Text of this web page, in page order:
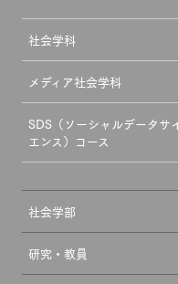
社会学科
メディア社会学科
SDS（ソーシャルデータサ
エンス）コース
社会学部
研究・教員